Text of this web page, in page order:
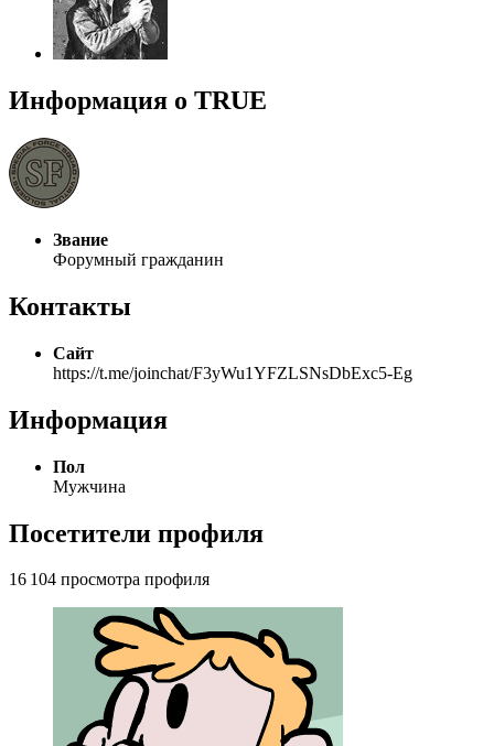
Информация о TRUE
Звание
Форумный гражданин
Контакты
Сайт
https://t.me/joinchat/F3yWu1YFZLSNsDbExc5-Eg
Информация
Пол
Мужчина
Посетители профиля
16 104 просмотра профиля